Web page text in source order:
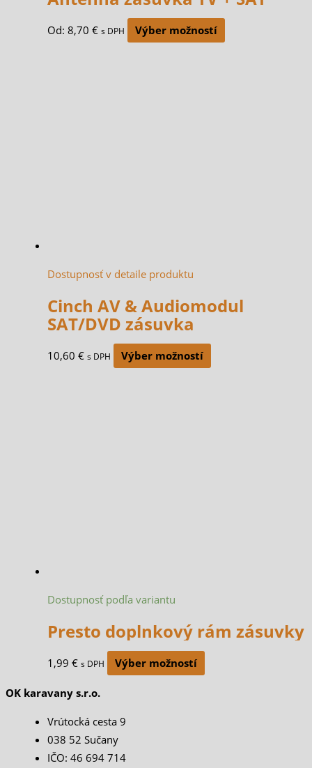
Od: 8,70 € s DPH Výber možností
Dostupnosť v detaile produktu
Cinch AV & Audiomodul
SAT/DVD zásuvka
10,60 € s DPH Výber možností
Dostupnosť podľa variantu
Presto doplnkový rám zásuvky
1,99 € s DPH Výber možností
OK karavany s.r.o.
Vrútocká cesta 9
038 52 Sučany
IČO: 46 694 714